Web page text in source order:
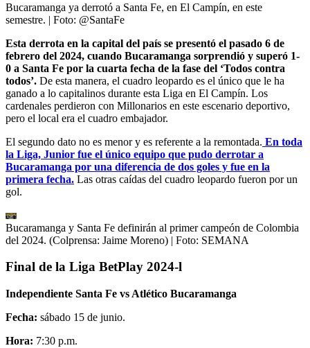
Bucaramanga ya derrotó a Santa Fe, en El Campín, en este
semestre. | Foto: @SantaFe
Esta derrota en la capital del país se presentó el pasado 6 de
febrero del 2024, cuando Bucaramanga sorprendió y superó 1-
0 a Santa Fe por la cuarta fecha de la fase del ‘Todos contra
todos’. De esta manera, el cuadro leopardo es el único que le ha
ganado a lo capitalinos durante esta Liga en El Campín. Los
cardenales perdieron con Millonarios en este escenario deportivo,
pero el local era el cuadro embajador.
El segundo dato no es menor y es referente a la remontada. En toda
la Liga, Junior fue el único equipo que pudo derrotar a
Bucaramanga por una diferencia de dos goles y fue en la
primera fecha. Las otras caídas del cuadro leopardo fueron por un
gol.
Bucaramanga y Santa Fe definirán al primer campeón de Colombia
del 2024. (Colprensa: Jaime Moreno) | Foto: SEMANA
Final de la Liga BetPlay 2024-l
Independiente Santa Fe vs Atlético Bucaramanga
Fecha: sábado 15 de junio.
Hora: 7:30 p.m.